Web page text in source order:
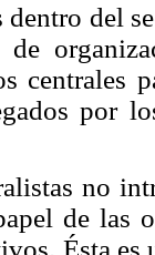
del
centrales
por
no
de las
Ésta es